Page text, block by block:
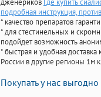
дженериков Где купить
подробная инструкция,
* качество препаратов
* для стестинельных и
подойдет возможность
* быстрая и удобная
России в другие регионы 1м
Покупать у нас выгодно